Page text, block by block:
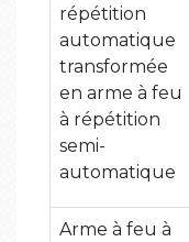
répétition
automatique
transformée
en arme à feu
à répétition
semi-
automatique
Arme à feu à